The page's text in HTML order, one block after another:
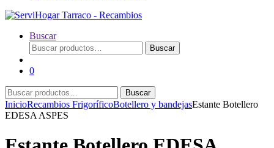
Buscar
Buscar
por:
Buscar
0
Buscar
por:
Buscar
InicioRecambios FrigoríficoBotellero y bandejasEstante Botellero
EDESA ASPES